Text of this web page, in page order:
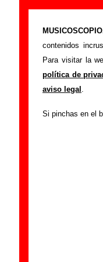
contenidos
Para visitar la
política de
aviso legal .
Si pinchas en el
Big Score -
Portada >Big
Si tienes
siguiente
colaboración.
Nombre: